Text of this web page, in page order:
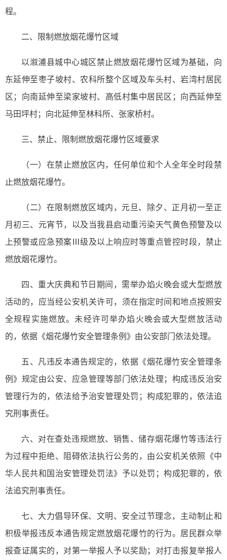
程。
二、限制燃放烟花爆竹区域
以溆浦县城中心城区禁止燃放烟花爆竹区域为基础，向
东延伸至枣子坡村、农科所整个区域及车头村、岩湾村居民
区；向南延伸至梁家坡村、高低村集中居民区；向西延伸至
马田坪村；向北延伸至林科所、张家桥村。
三、禁止、限制燃放烟花爆竹区域要求
（一）在禁止燃放区内，任何单位和个人全年全时段禁
止燃放烟花爆竹。
（二）在限制燃放区域内，元旦、除夕、正月初一至正
月初三、元宵节，以及当我县启动重污染天气黄色预警及以
上预警或应急预案Ⅲ级及以上响应时等重点管控时段，禁止
燃放烟花爆竹。
四、重大庆典和节日期间，需举办焰火晚会或大型燃放
活动的，应当经公安机关许可，须在指定时间和地点按照安
全规程实施燃放。未经许可举办焰火晚会或大型燃放活动
的，依据《烟花爆竹安全管理条例》由公安部门依法处理。
五、凡违反本通告规定的，依据《烟花爆竹安全管理条
例》规定由公安、应急管理等部门依法处理；构成违反治安
管理行为的，依法给予治安管理处罚；构成犯罪的，依法追
究刑事责任。
六、对在查处违规燃放、销售、储存烟花爆竹等违法行
为过程中拒绝、阻碍依法执行公务的，由公安机关依照《中
华人民共和国治安管理处罚法》予以处罚；构成犯罪的，依
法追究刑事责任。
七、大力倡导环保、文明、安全过节理念，主动制止和
积极举报违反本通告规定燃放烟花爆竹的行为。居民群众举
报查证属实的，对第一举报人予以奖励；对打击报复举报人